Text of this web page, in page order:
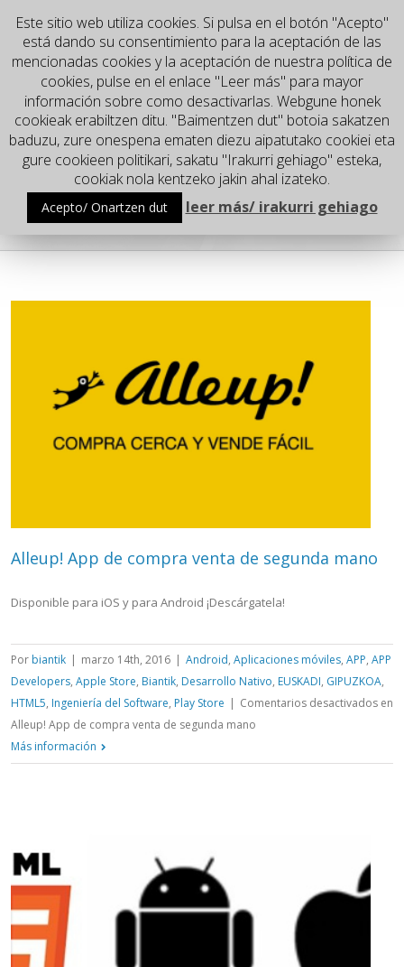
Go to...
App developers
Alleup! App de compra venta de segunda mano
Disponible para iOS y para Android ¡Descárgatela!
Por biantik | marzo 14th, 2016 | Android, Aplicaciones móviles, APP, APP
Developers, Apple Store, Biantik, Desarrollo Nativo, EUSKADI, GIPUZKOA,
HTML5, Ingeniería del Software, Play Store | Comentarios desactivados en
Alleup! App de compra venta de segunda mano
Más información
Este sitio web utiliza cookies. Si pulsa en el botón "Acepto"
está dando su consentimiento para la aceptación de las
mencionadas cookies y la aceptación de nuestra política de
cookies, pulse en el enlace "Leer más" para mayor
información sobre como desactivarlas. Webgune honek
cookieak erabiltzen ditu. "Baimentzen dut" botoia sakatzen
baduzu, zure onespena ematen diezu aipatutako cookiei eta
gure cookieen politikari, sakatu "Irakurri gehiago" esteka,
cookiak nola kentzeko jakin ahal izateko.
Acepto/ Onartzen dut leer más/ irakurri gehiago